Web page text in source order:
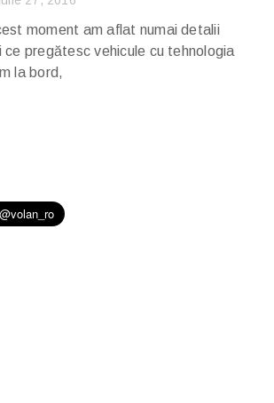
moment am aflat numai detalii
ce pregătesc vehicule cu tehnologia
la bord,